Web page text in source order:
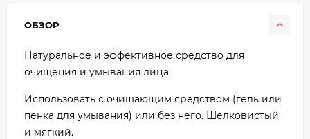
ОБЗОР
Натуральное и эффективное средство для
очищения и умывания лица.
Использовать с очищающим средством (гель или
пенка для умывания) или без него. Шелковистый
и мягкий.